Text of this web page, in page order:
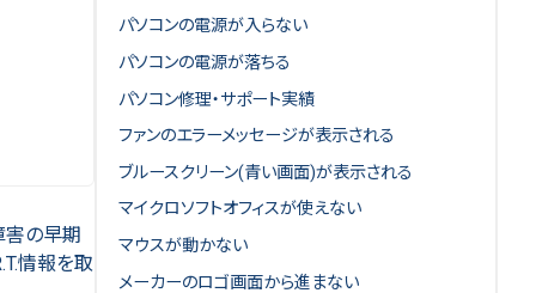
害の早期
情報を取
パソコンの電源が入らない
パソコンの電源が落ちる
パソコン修理・サポート実績
ファンのエラーメッセージが表示される
ブルースクリーン(青い画面)が表示される
マイクロソフトオフィスが使えない
マウスが動かない
メーカーのロゴ画面から進まない